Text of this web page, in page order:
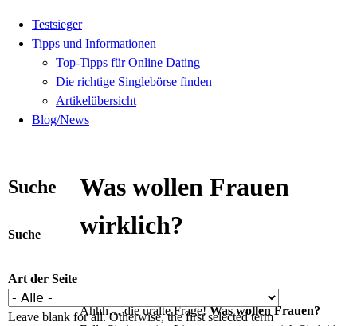
Testsieger
Tipps und Informationen
Top-Tipps für Online Dating
Die richtige Singlebörse finden
Artikelübersicht
Blog/News
Was wollen Frauen
wirklich?
Ahhh… die uralte Frage!Was wollen Frauen?
Suche
Suche
Art der Seite
Leave blank for all. Otherwise, the first selected term